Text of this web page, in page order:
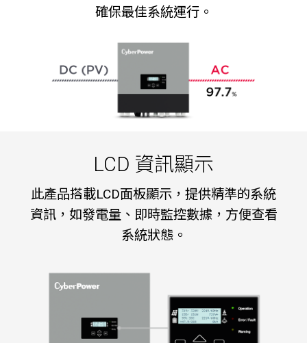
確保最佳系統運行。
LCD 資訊顯示
此產品搭載LCD面板顯示，提供精準的系統
資訊，如發電量、即時監控數據，方便查看
系統狀態。